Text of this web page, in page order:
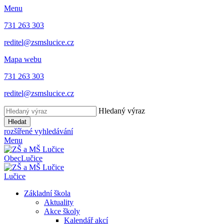
Menu
731 263 303
reditel@zsmslucice.cz
Mapa webu
731 263 303
reditel@zsmslucice.cz
Hledaný výraz
Hledat
rozšířené vyhledávání
Menu
ObecLučice
Lučice
Základní škola
Aktuality
Akce školy
Kalendář akcí